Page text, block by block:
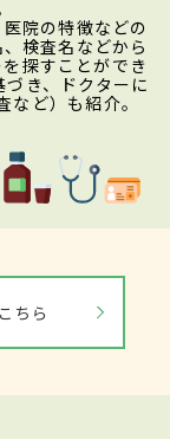
院の特徴などの
検査名などから
探すことができ
き、ドクターに
ど）も紹介。
ちら